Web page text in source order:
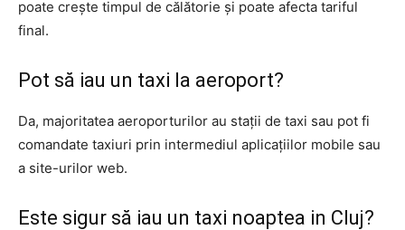
poate crește timpul de călătorie și poate afecta tariful
final.
Pot să iau un taxi la aeroport?
Da, majoritatea aeroporturilor au stații de taxi sau pot fi
comandate taxiuri prin intermediul aplicațiilor mobile sau
a site-urilor web.
Este sigur să iau un taxi noaptea in Cluj?